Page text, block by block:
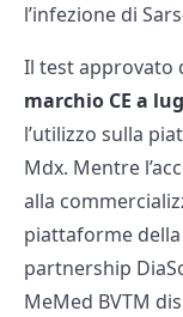
l’infezione di
Il test approvato
marchio CE a
l’utilizzo sulla
Mdx. Mentre
alla
piattaforme
partnership
MeMed BVTM